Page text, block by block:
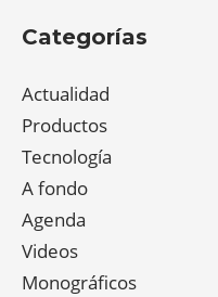
Categorías
Actualidad
Productos
Tecnología
A fondo
Agenda
Videos
Monográficos